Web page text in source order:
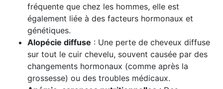
fréquente que chez les hommes, elle est
également liée à des facteurs hormonaux et
génétiques.
Alopécie diffuse : Une perte de cheveux diffuse
sur tout le cuir chevelu, souvent causée par des
changements hormonaux (comme après la
grossesse) ou des troubles médicaux.